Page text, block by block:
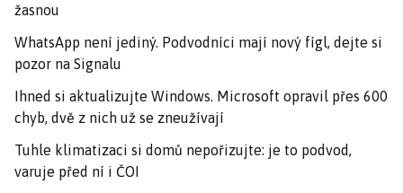
žasnou
WhatsApp není jediný. Podvodníci mají nový fígl, dejte si
pozor na Signalu
Ihned si aktualizujte Windows. Microsoft opravil přes 600
chyb, dvě z nich už se zneužívají
Tuhle klimatizaci si domů nepořizujte: je to podvod,
varuje před ní i ČOI